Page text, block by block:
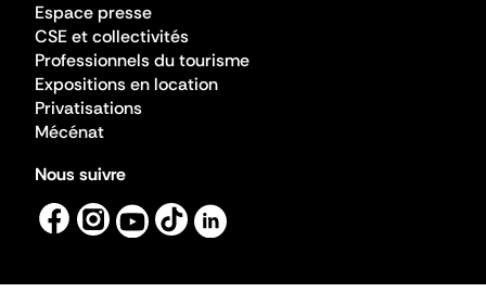
Espace presse
CSE et collectivités
Professionnels du tourisme
Expositions en location
Privatisations
Mécénat
Nous suivre